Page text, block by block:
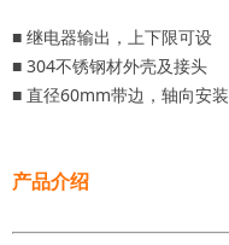
■ 继电器输出，上下限可设
■ 304不锈钢材外壳及接头
■ 直径60mm带边，轴向安装
产品介绍